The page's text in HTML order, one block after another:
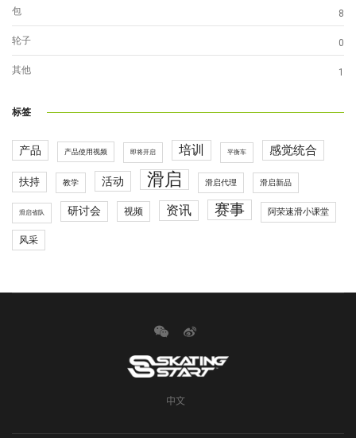
包 8
轮子 0
其他 1
标签
产品 产品使用视频 即将开启 培训 平衡车 感觉统合
扶持 教学 活动 滑启 滑启代理 滑启新品
滑启省队 研讨会 视频 资讯 赛事 阿荣速滑小课堂
风采
中文